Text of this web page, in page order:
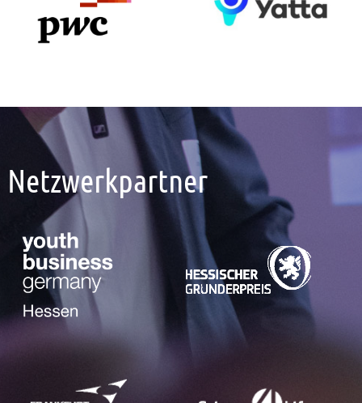
Netzwerkpartner